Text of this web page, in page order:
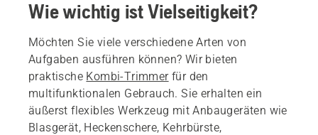
Wie wichtig ist Vielseitigkeit?
Möchten Sie viele verschiedene Arten von
Aufgaben ausführen können? Wir bieten
praktische Kombi-Trimmerfür den
multifunktionalen Gebrauch. Sie erhalten ein
äußerst flexibles Werkzeug mit Anbaugeräten wie
Blasgerät, Heckenschere, Kehrbürste,